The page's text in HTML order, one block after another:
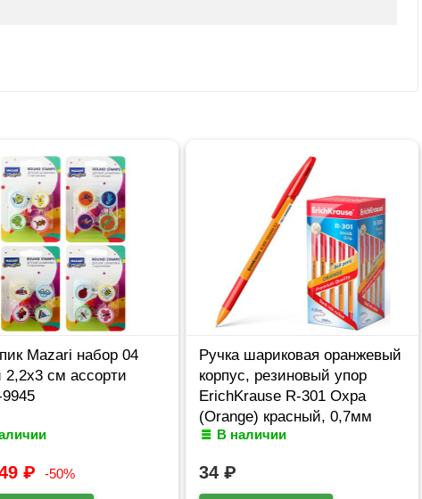
Mazari набор 04
2,2х3 см ассорти
9945
₽ -50%
Ручка шариковая оранжевый
корпус, резиновый упор
ErichKrause R-301 Охра
(Orange) красный, 0,7мм
арт.43189 (Ст.50)
В наличии
34₽